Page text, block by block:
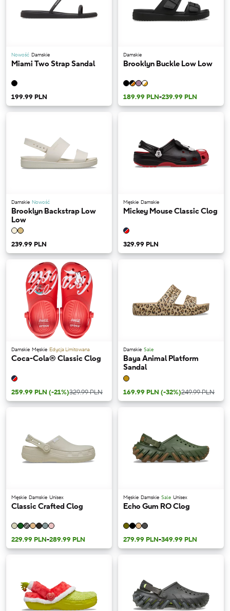
Nowość Damskie
Miami Two Strap Sandal
199.99 PLN
Damskie
Brooklyn Buckle Low Low
189.99 PLN-239.99 PLN
Damskie Nowość
Brooklyn Backstrap Low
Low
239.99 PLN
Męskie Damskie
Mickey Mouse Classic Clog
329.99 PLN
Damskie Męskie Edycja Limitowana
Coca-Cola® Classic Clog
259.99 PLN (-21%)329.99 PLN
Damskie Sale
Baya Animal Platform
Sandal
169.99 PLN (-32%)249.99 PLN
Męskie Damskie Unisex
Classic Crafted Clog
229.99 PLN-289.99 PLN
Męskie Damskie Sale Unisex
Echo Gum RO Clog
279.99 PLN-349.99 PLN